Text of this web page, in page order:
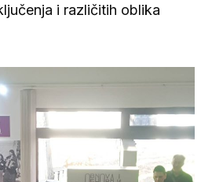
i različitih oblika